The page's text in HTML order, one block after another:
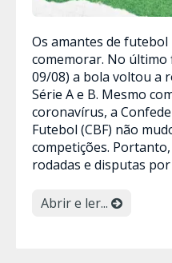
Os amantes de
comemorar. No último
09/08) a bola voltou a
Série A e B. Mesmo
coronavírus, a
Futebol (CBF) não
competições.
rodadas e disputas
Abrir e ler...